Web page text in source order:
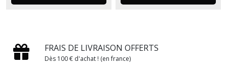
FRAIS DE LIVRAISON OFFERTS
Dès 100 € d'achat ! (en france)